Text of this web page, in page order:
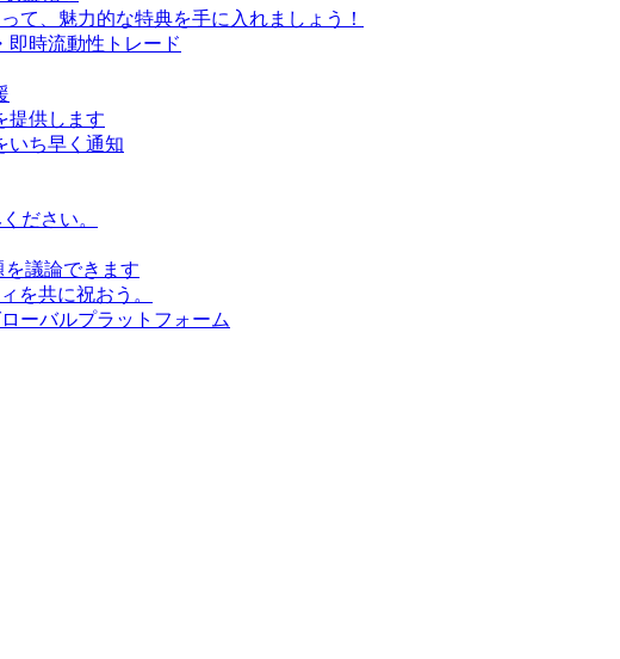
て、魅力的な特典を手に入れましょう！
即時流動性トレード
提供します
いち早く通知
ださい。
議論できます
を共に祝おう。
ーバルプラットフォーム